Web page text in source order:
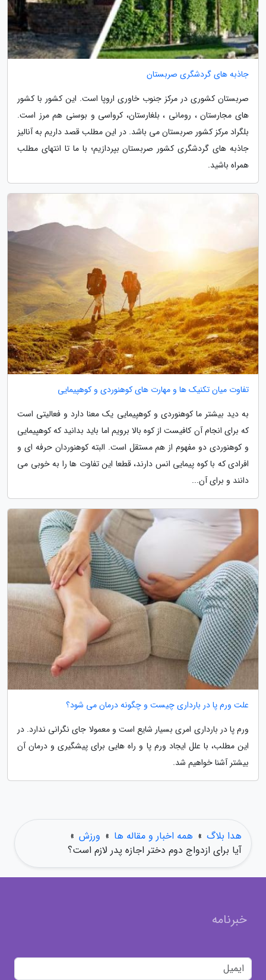
جاذبه های گردشگری صربستان
صربستان کشوری در مرکز جنوب خاوری اروپا است. این کشور با کشور
های مجارستان ، رومانی ، بلغارستان، کرواسی و بوسنی هم مرز است.
بلگراد مرکز کشور صربستان می باشد. در این مطلب قصد داریم به آنالیز
جاذبه های گردشگری کشور صربستان بپردازیم؛ با ما تا انتهای مطلب
همراه باشید.
تفاوت میان تکنیک ها و مهارت های کوهنوردی و کوهپیمایی
به دید بیشتر ما کوهنوردی و کوهپیمایی یک معنا دارد و فعالیتی است
که برای انجام آن کافیست از کوه بالا برویم اما باید بدانید که کوهپیمایی
و کوهنوردی دو مفهوم از هم مستقل است. البته کوهنوردان حرفه ای و
افرادی که با کوه پیمایی انس دارند، قطعا این تفاوت ها را به خوبی می
دانند و برای آن...
علت ورم پا در بارداری چیست و چگونه درمان می شود؟
ورم پا در بارداری امری بسیار شایع است و معمولا جای نگرانی ندارد. در
این مطلب، با علل ایجاد ورم پا و راه هایی برای پیشگیری و درمان آن
بیشتر آشنا خواهیم شد.
هدا بلاگ » همه اخبار و مقاله ها » ورزش »
آیا برای ازدواج دوم دختر اجازه پدر لازم است؟
خبرنامه